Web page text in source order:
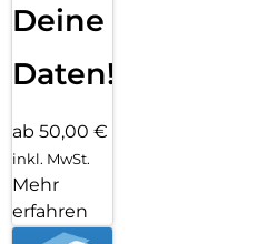
Deine
Daten!
ab 50,00 €
inkl. MwSt.
Mehr
erfahren